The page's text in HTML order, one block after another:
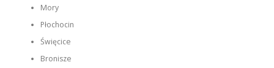
Mory
Płochocin
Święcice
Bronisze